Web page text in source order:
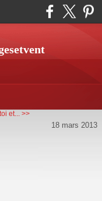
et... >>
18 mars 2013